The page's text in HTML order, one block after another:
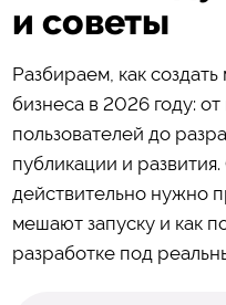
и советы
Разбираем, как
бизнеса в 2026 году:
пользователей до
публикации и
действительно нужно
мешают запуску и как
разработке под